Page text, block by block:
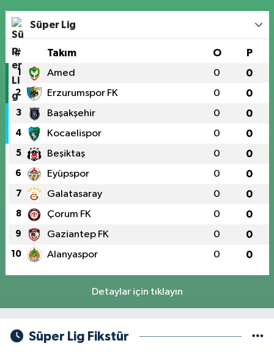
Süper Lig
# Takım O P
1 Amed 0 0
2 Erzurumspor FK 0 0
3 Başakşehir 0 0
4 Kocaelispor 0 0
5 Beşiktaş 0 0
6 Eyüpspor 0 0
7 Galatasaray 0 0
8 Çorum FK 0 0
9 Gaziantep FK 0 0
10 Alanyaspor 0 0
Detaylar için tıklayın
Süper Lig Fikstür